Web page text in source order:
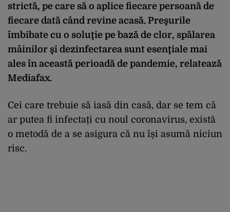
strictă, pe care să o aplice fiecare persoană de
fiecare dată când revine acasă. Preşurile
îmbibate cu o soluţie pe bază de clor, spălarea
mâinilor şi dezinfectarea sunt esenţiale mai
ales în această perioadă de pandemie, relatează
Mediafax.
Cei care trebuie să iasă din casă, dar se tem că
ar putea fi infectați cu noul coronavirus, există
o metodă de a se asigura că nu își asumă niciun
risc.